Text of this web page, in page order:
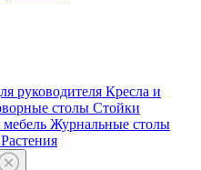
руководителя Кресла и
столы Стойки
Журнальные столы
Растения